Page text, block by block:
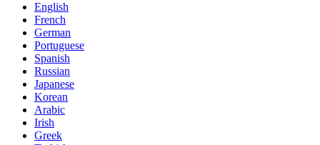
English
French
German
Portuguese
Spanish
Russian
Japanese
Korean
Arabic
Irish
Greek